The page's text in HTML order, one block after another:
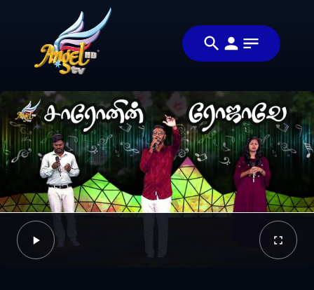
Share
Video
🙌
Share this
and family
Facebook